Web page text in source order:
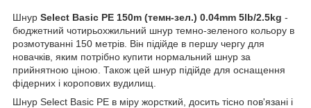
Шнур Select Basic PE 150m (темн-зел.) 0.04mm 5lb/2.5kg -
бюджетний чотирьохжильний шнур темно-зеленого кольору в
розмотуванні 150 метрів. Він підійде в першу чергу для
новачків, яким потрібно купити нормальний шнур за
прийнятною ціною. Також цей шнур підійде для оснащення
фідерних і коропових вудилищ.
Шнур Select Basic PE в міру жорсткий, досить тісно пов'язані і